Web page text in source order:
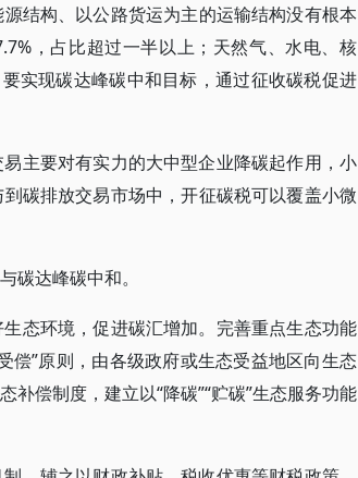
结构、以公路货运为主的运输结构没有根本
，占比超过一半以上；天然气、水电、核
实现碳达峰碳中和目标，通过征收碳税促进
主要对有实力的大中型企业降碳起作用，小
碳排放交易市场中，开征碳税可以覆盖小微
碳达峰碳中和。
态环境，促进碳汇增加。完善重点生态功能
偿”原则，由各级政府或生态受益地区向生态
偿制度，建立以“降碳”“贮碳”生态服务功能